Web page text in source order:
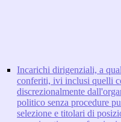
Incarichi dirigenziali, a
conferiti, ivi inclusi quelli
discrezionalmente
politico senza procedure
selezione e titolari di